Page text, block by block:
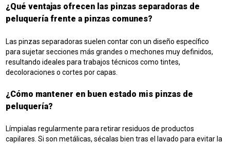
¿Qué ventajas ofrecen las pinzas separadoras de
peluquería frente a pinzas comunes?
Las pinzas separadoras suelen contar con un diseño específico
para sujetar secciones más grandes o mechones muy definidos,
resultando ideales para trabajos técnicos como tintes,
decoloraciones o cortes por capas.
¿Cómo mantener en buen estado mis pinzas de
peluquería?
Límpialas regularmente para retirar residuos de productos
capilares. Si son metálicas, sécalas bien tras el lavado para evitar la